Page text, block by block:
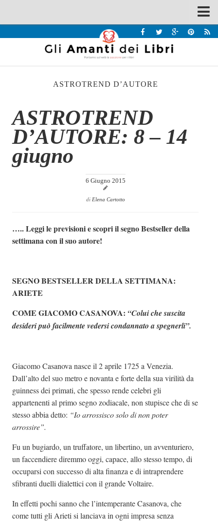
Recensioni
Interviste & Incontri
Chi siamo
Contatti
Eventi
Dicono di Noi
Autori
Generi
Case editrici
Partnership
Premio Chiara
Tabù Festival 2014
A Tutto Volume
Salone di Torino
Marketing
ASTROTREND D’AUTORE
ASTROTREND
D’AUTORE: 8 – 14
giugno
6 Giugno 2015
di Elena Cartotto
….. Leggi le previsioni e scopri il segno Bestseller della
settimana con il suo autore!
SEGNO BESTSELLER DELLA SETTIMANA:
ARIETE
COME GIACOMO CASANOVA: “Colui che suscita
desideri può facilmente vedersi condannato a spegnerli”.
Giacomo Casanova nasce il 2 aprile 1725 a Venezia.
Dall’alto del suo metro e novanta e forte della sua virilità da
guinness dei primati, che spesso rende celebri gli
appartenenti al primo segno zodiacale, non stupisce che di se
stesso abbia detto: “Io arrossisco solo di non poter
arrossire”.
Fu un bugiardo, un truffatore, un libertino, un avventuriero,
un faccendiere diremmo oggi, capace, allo stesso tempo, di
occuparsi con successo di alta finanza e di intraprendere
sfibranti duelli dialettici con il grande Voltaire.
In effetti pochi sanno che l’intemperante Casanova, che
come tutti gli Arieti si lanciava in ogni impresa senza